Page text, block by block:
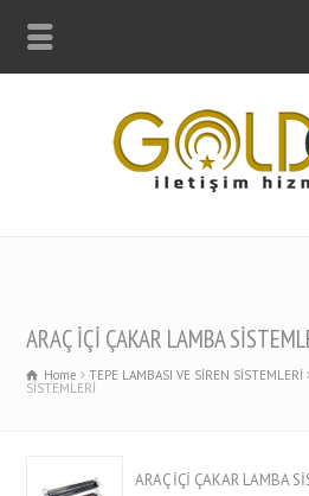
ARAÇ İÇİ ÇAKAR LAMBA
Home TEPE LAMBASI VE SİREN SİSTEMLERİ
SİSTEMLERİ
ARAÇ İÇİ ÇAKAR LAMBA